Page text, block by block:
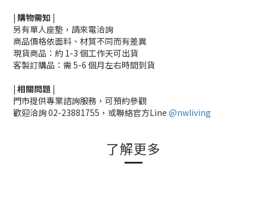
| 購物需知 |
另有單人座墊，請來電洽詢
商品價格依面料、材質不同而有差異
現貨商品：約 1-3 個工作天可出貨
客製訂購品：需 5-6 個月左右時間到貨
| 相關問題 |
門市提供專業諮詢服務，可預約參觀
歡迎洽詢02-23881755， 或聯絡官方Line @nwliving
了解更多